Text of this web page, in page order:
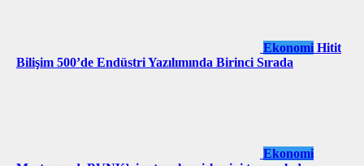
Ekonomi Hitit
Bilişim 500’de Endüstri Yazılımında Birinci Sırada
Ekonomi